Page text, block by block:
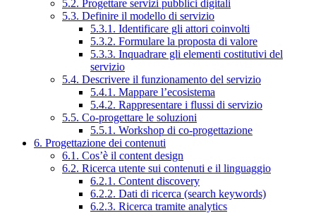
5.2. Progettare servizi pubblici digitali
5.3. Definire il modello di servizio
5.3.1. Identificare gli attori coinvolti
5.3.2. Formulare la proposta di valore
5.3.3. Inquadrare gli elementi costitutivi del
servizio
5.4. Descrivere il funzionamento del servizio
5.4.1. Mappare l’ecosistema
5.4.2. Rappresentare i flussi di servizio
5.5. Co-progettare le soluzioni
5.5.1. Workshop di co-progettazione
6. Progettazione dei contenuti
6.1. Cos’è il content design
6.2. Ricerca utente sui contenuti e il linguaggio
6.2.1. Content discovery
6.2.2. Dati di ricerca (search keywords)
6.2.3. Ricerca tramite analytics